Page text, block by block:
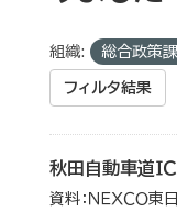
組織: 総合政策課
フィルタ結果
秋田自動車道Ｉ
資料：ＮＥＸＣＯ